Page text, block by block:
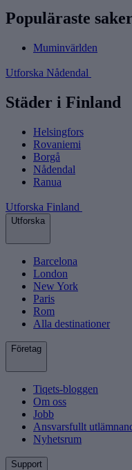
Populäraste
Muminvärlden
Utforska Nådendal
Städer i Finland
Helsingfors
Rovaniemi
Borgå
Nådendal
Ranua
Utforska Finland
Utforska
Barcelona
London
New York
Paris
Rom
Alla destinationer
Företag
Tiqets-bloggen
Om oss
Jobb
Ansvarsfullt
Nyhetsrum
Support